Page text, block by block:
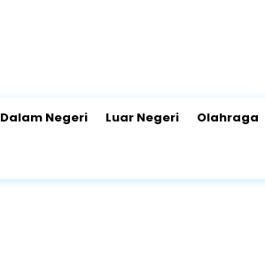
Dalam Negeri Luar Negeri Olahraga